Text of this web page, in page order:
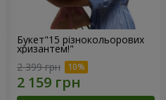
Букет"15 різнокольорових
хризантем!"
2 399 грн